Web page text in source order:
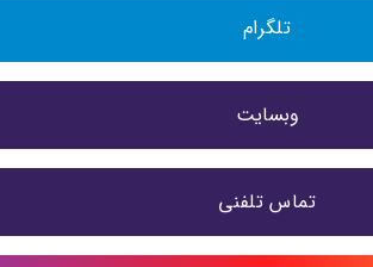
تلگرام
وبسایت
تماس تلفنی